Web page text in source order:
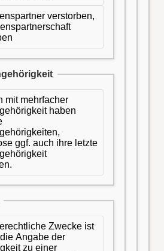
verstorben,
mit mehrfacher
haben
ggf. auch ihre letzte
Zwecke ist
Angabe der
zu einer